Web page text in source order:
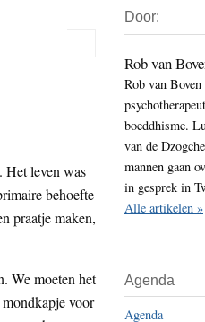
d
e
z
e
s
i
t
e
n
n
e
z
e
s
i
Het leven was
behoefte
praatje maken,
We moeten het
mondkapje voor
Sidebar
Door:
Rob van
Rob van
boeddhisme.
van de
mannen gaan
in gesprek in
Alle artikelen »
Agenda
Agenda